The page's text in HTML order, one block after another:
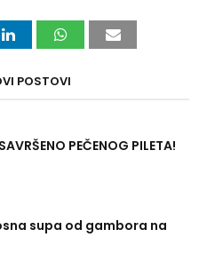
POSTOVI
PEČENOG PILETA!
supa od gambora na